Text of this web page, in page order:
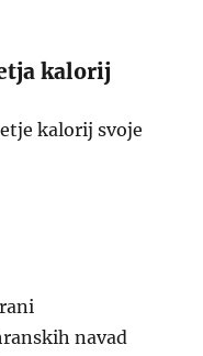
kalorij
kalorij svoje
navad